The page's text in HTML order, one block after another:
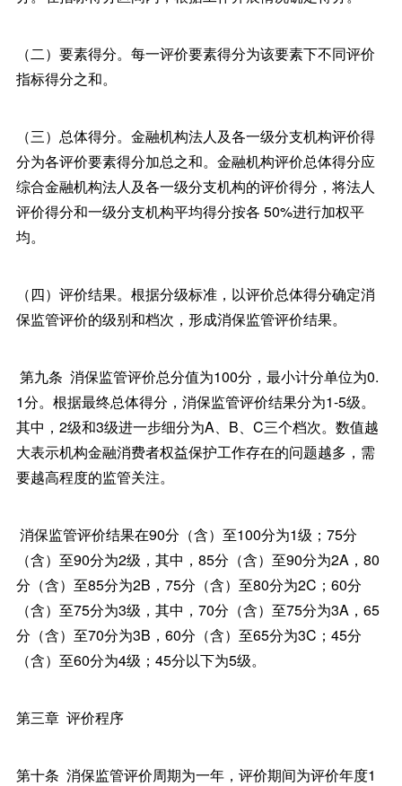
（二）要素得分。每一评价要素得分为该要素下不同评价
指标得分之和。
（三）总体得分。金融机构法人及各一级分支机构评价得
分为各评价要素得分加总之和。金融机构评价总体得分应
综合金融机构法人及各一级分支机构的评价得分，将法人
评价得分和一级分支机构平均得分按各 50%进行加权平
均。
（四）评价结果。根据分级标准，以评价总体得分确定消
保监管评价的级别和档次，形成消保监管评价结果。
第九条 消保监管评价总分值为100分，最小计分单位为0.
1分。根据最终总体得分，消保监管评价结果分为1-5级。
其中，2级和3级进一步细分为A、B、C三个档次。数值越
大表示机构金融消费者权益保护工作存在的问题越多，需
要越高程度的监管关注。
消保监管评价结果在90分（含）至100分为1级；75分
（含）至90分为2级，其中，85分（含）至90分为2A，80
分（含）至85分为2B，75分（含）至80分为2C；60分
（含）至75分为3级，其中，70分（含）至75分为3A，65
分（含）至70分为3B，60分（含）至65分为3C；45分
（含）至60分为4级；45分以下为5级。
第三章 评价程序
第十条 消保监管评价周期为一年，评价期间为评价年度1